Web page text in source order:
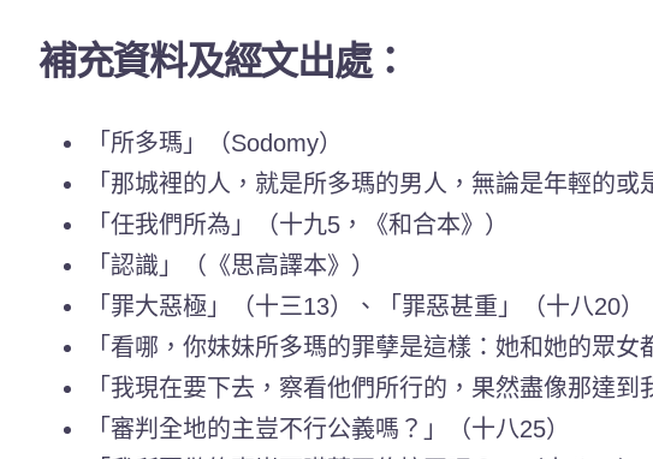
補充資料及經文出處：
「所多瑪」（Sodomy）
「那城裡的人，就是所多瑪的男人，無論是年輕的或
「任我們所為」（十九5，《和合本》）
「認識」（《思高譯本》）
「罪大惡極」（十三13）、「罪惡甚重」（十八20）
「看哪，你妹妹所多瑪的罪孽是這樣：她和她的眾
「我現在要下去，察看他們所行的，果然盡像那達
「審判全地的主豈不行公義嗎？」（十八25）